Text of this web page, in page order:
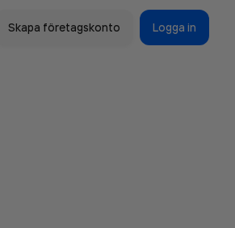
Skapa företagskonto Logga in